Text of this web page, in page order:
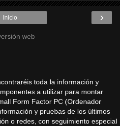
›
Inicio
web
toda la información y
a utilizar para montar
Form Factor PC (Ordenador
y pruebas de los últimos
o redes, con seguimiento especial